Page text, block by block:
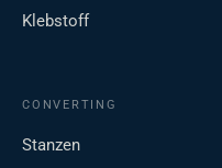
Klebstoff
CONVERTING
Stanzen